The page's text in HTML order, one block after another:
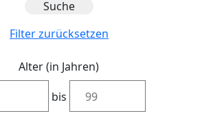
Filter zurücksetzen
Alter (in Jahren)
bis